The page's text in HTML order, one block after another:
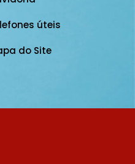
úteis
do Site